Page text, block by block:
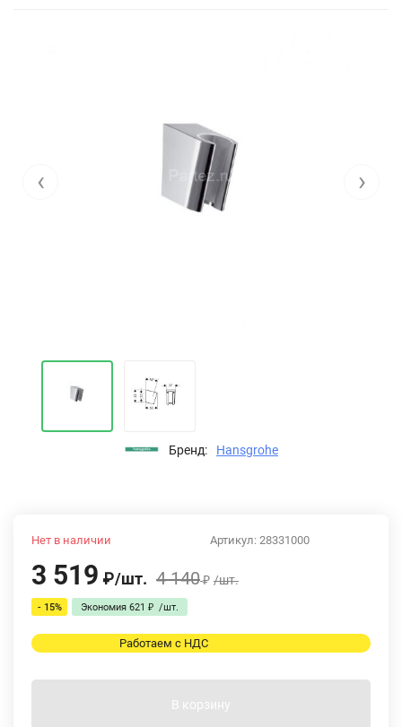
‹ ›
Бренд: Hansgrohe
Артикул: 28331000
Нет в наличии
3 519 ₽/шт. 4 140₽ /шт.
- 15% Экономия 621 ₽ /шт.
Работаем с НДС
В корзину